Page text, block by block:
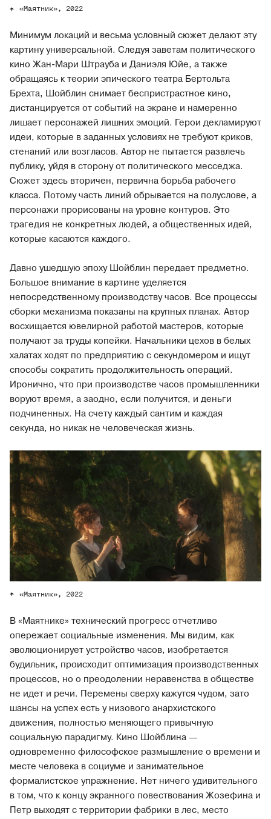
«Маятник», 2022
Минимум локаций и весьма условный сюжет делают эту
картину универсальной. Следуя заветам политического
кино Жан-Мари Штрауба и Даниэля Юйе, а также
обращаясь к теории эпического театра Бертольта
Брехта, Шойблин снимает беспристрастное кино,
дистанцируется от событий на экране и намеренно
лишает персонажей лишних эмоций. Герои декламируют
идеи, которые в заданных условиях не требуют криков,
стенаний или возгласов. Автор не пытается развлечь
публику, уйдя в сторону от политического месседжа.
Сюжет здесь вторичен, первична борьба рабочего
класса. Потому часть линий обрывается на полуслове, а
персонажи прорисованы на уровне контуров. Это
трагедия не конкретных людей, а общественных идей,
которые касаются каждого.
Давно ушедшую эпоху Шойблин передает предметно.
Большое внимание в картине уделяется
непосредственному производству часов. Все процессы
сборки механизма показаны на крупных планах. Автор
восхищается ювелирной работой мастеров, которые
получают за труды копейки. Начальники цехов в белых
халатах ходят по предприятию с секундомером и ищут
способы сократить продолжительность операций.
Иронично, что при производстве часов промышленники
воруют время, а заодно, если получится, и деньги
подчиненных. На счету каждый сантим и каждая
секунда, но никак не человеческая жизнь.
«Маятник», 2022
В «Маятнике» технический прогресс отчетливо
опережает социальные изменения. Мы видим, как
эволюционирует устройство часов, изобретается
будильник, происходит оптимизация производственных
процессов, но о преодолении неравенства в обществе
не идет и речи. Перемены сверху кажутся чудом, зато
шансы на успех есть у низового анархистского
движения, полностью меняющего привычную
социальную парадигму. Кино Шойблина —
одновременно философское размышление о времени и
месте человека в социуме и занимательное
формалистское упражнение. Нет ничего удивительного
в том, что к концу экранного повествования Жозефина и
Петр выходят с территории фабрики в лес, место